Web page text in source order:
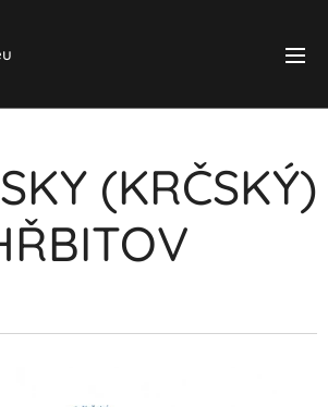
(KRČSKÝ)